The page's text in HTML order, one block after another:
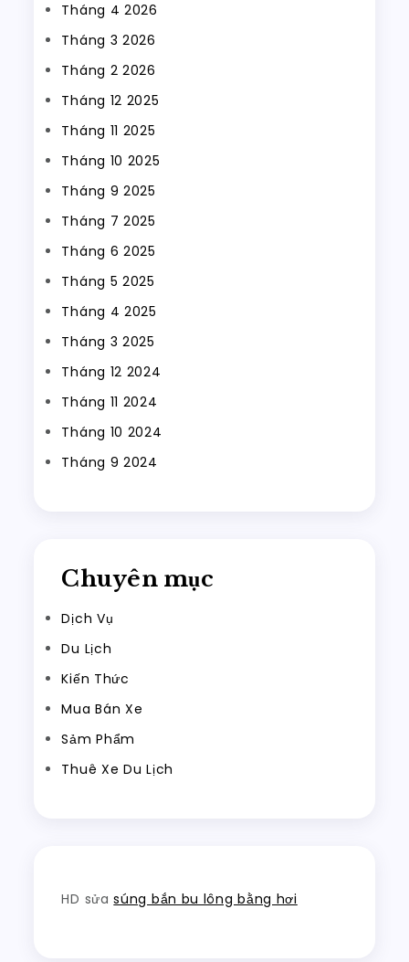
Tháng 4 2026
Tháng 3 2026
Tháng 2 2026
Tháng 12 2025
Tháng 11 2025
Tháng 10 2025
Tháng 9 2025
Tháng 7 2025
Tháng 6 2025
Tháng 5 2025
Tháng 4 2025
Tháng 3 2025
Tháng 12 2024
Tháng 11 2024
Tháng 10 2024
Tháng 9 2024
Chuyên mục
Dịch Vụ
Du Lịch
Kiến Thức
Mua Bán Xe
Sảm Phẩm
Thuê Xe Du Lịch
HD sửasúng bắn bu lông bằng hơi